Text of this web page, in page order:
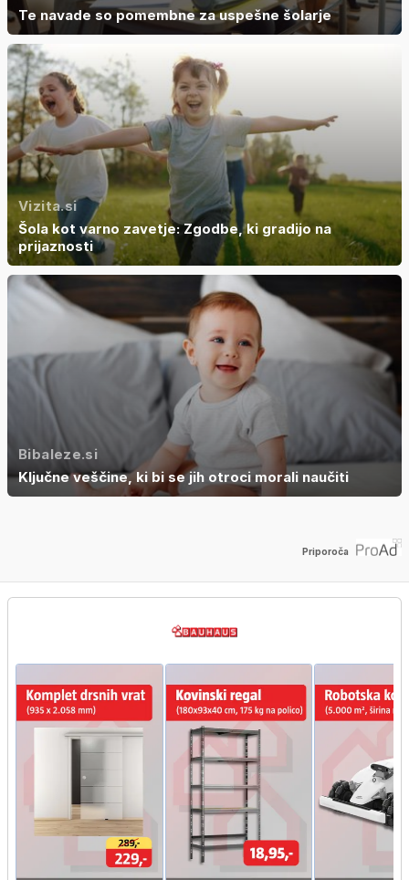
Te navade so pomembne za uspešne šolarje
Vizita.si
Šola kot varno zavetje: Zgodbe, ki gradijo na
prijaznosti
Bibaleze.si
Ključne veščine, ki bi se jih otroci morali naučiti
Priporoča